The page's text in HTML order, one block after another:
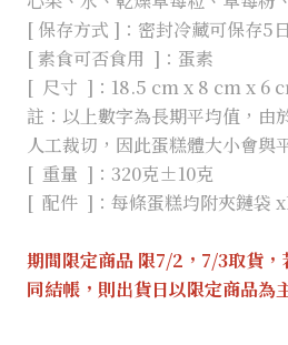
[ 保存方式 ]：密封冷藏可保存5日
[ 素食可否食用 ]：蛋素
[ 尺寸 ]：18.5 cm x 8 cm x 6
註：以上數字為長期平均值，由
人工裁切，因此蛋糕體大小會與
[ 重量 ]：320克±10克
[ 配件 ]：每條蛋糕均附夾鏈袋
期間限定商品 限7/2，7/3取貨，
同結帳，則出貨日以限定商品為